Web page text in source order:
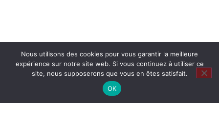
Nous utilisons des cookies pour vous garantir la meilleure
expérience sur notre site web. Si vous continuez à utiliser ce
site, nous supposerons que vous en êtes satisfait.
OK